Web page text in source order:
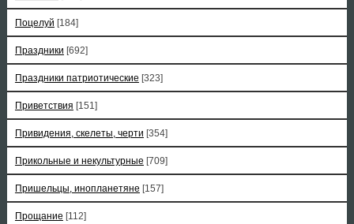
Поцелуй [184]
Праздники [692]
Праздники патриотические [323]
Приветствия [151]
Привидения, скелеты, черти [354]
Прикольные и некультурные [709]
Пришельцы, инопланетяне [157]
Прощание [112]